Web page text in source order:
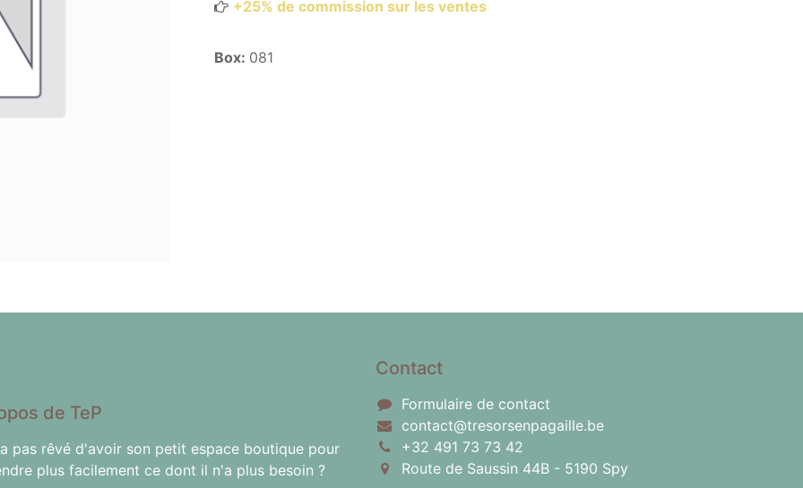
+25% de commission sur les ventes
Box: 081
de TeP
pas rêvé d'avoir son petit espace boutique pour
plus facilement ce dont il n'a plus besoin ?
Contact
Formulaire de contact
contact@tresorsenpagaille.be
+32 491 73 73 42
Route de Saussin 44B - 5190 Spy